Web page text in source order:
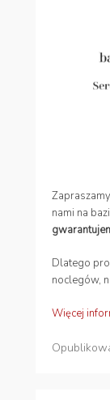
nami na
Dlatego
noclegów,
Więcej